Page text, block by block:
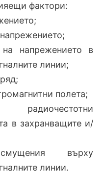
фактори:
напрежението в
линии;
полета;
в захранващите и/
върху
линии.